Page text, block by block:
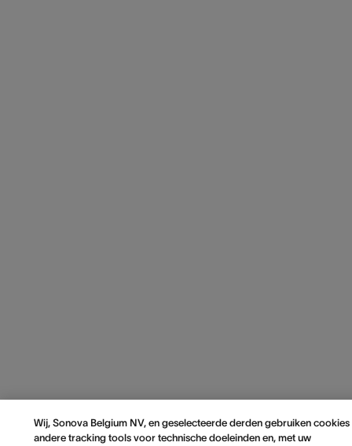
Wij, Sonova Belgium NV, en geselecteerde derden gebruiken cookies
andere tracking tools voor technische doeleinden en, met uw